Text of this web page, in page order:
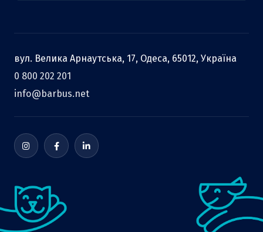
вул. Велика Арнаутська, 17, Одеса, 65012, Україна
0 800 202 201
info@barbus.net